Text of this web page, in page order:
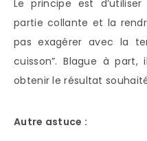
Le principe est
partie collante et la
pas exagérer avec la
cuisson”. Blague à
obtenir le résultat
Autre astuce :